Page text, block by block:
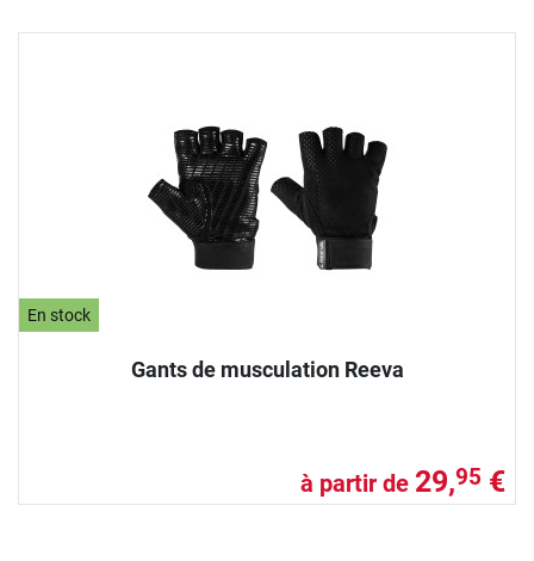
En stock
Gants de musculation Reeva
à partir de 29,95 €